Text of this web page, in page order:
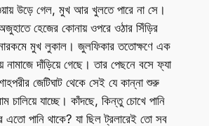
উড়ে গেল, মুখ আর খুলতে পারে না সে।
হেজের কোনায় ওপরে ওঠার সিঁড়ির
মুখ লুকাল। জুলফিকার ততোক্ষণে এক
নামাজে দাঁড়িয়ে গেছে। তার পেছনে বসে ফ্যা
জেটিঘাট থেকে সেই যে কান্না শুরু
চালিয়ে যাচ্ছে। কাঁদছে, কিন্তু চোখে পানি
পানি থাকে? যা ছিল ট্রলারেই তো সব